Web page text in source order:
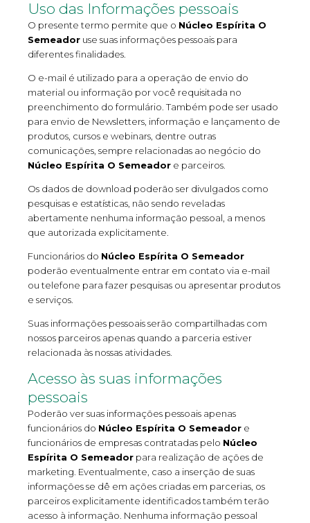
Uso das Informações pessoais
O presente termo permite que o Núcleo Espírita O
Semeador use suas informações pessoais para
diferentes finalidades.
O e-mail é utilizado para a operação de envio do
material ou informação por você requisitada no
preenchimento do formulário. Também pode ser usado
para envio de Newsletters, informação e lançamento de
produtos, cursos e webinars, dentre outras
comunicações, sempre relacionadas ao negócio do
Núcleo Espírita O Semeador e parceiros.
Os dados de download poderão ser divulgados como
pesquisas e estatísticas, não sendo reveladas
abertamente nenhuma informação pessoal, a menos
que autorizada explicitamente.
Funcionários do Núcleo Espírita O Semeador
poderão eventualmente entrar em contato via e-mail
ou telefone para fazer pesquisas ou apresentar produtos
e serviços.
Suas informações pessoais serão compartilhadas com
nossos parceiros apenas quando a parceria estiver
relacionada às nossas atividades.
Acesso às suas informações
pessoais
Poderão ver suas informações pessoais apenas
funcionários do Núcleo Espírita O Semeador e
funcionários de empresas contratadas pelo Núcleo
Espírita O Semeador para realização de ações de
marketing. Eventualmente, caso a inserção de suas
informações se dê em ações criadas em parcerias, os
parceiros explicitamente identificados também terão
acesso à informação. Nenhuma informação pessoal